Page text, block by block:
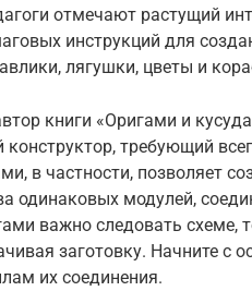
отмечают растущий
инструкций для
лягушки, цветы и
книги «Оригами и
требующий
в частности, позволяет
одинаковых модулей,
важно следовать схеме,
заготовку. Начните с
их соединения.